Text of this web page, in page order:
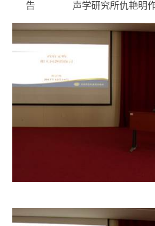
告 声学研究所仇艳明